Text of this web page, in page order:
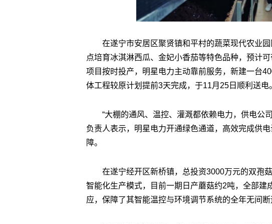
在遂宁市安居区聚贤镇和平村的蔬菜现代农业
点培育冰淇淋西瓜、金妃小香茄等特色品种，预计
项目按时投产，明星电力主动靠前服务，新建一台
体工程较原计划提前3天完成，于11月25日顺利送电
“大棚的通风、温控、灌溉都依赖电力，供电公
负责人表示，明星电力开通绿色通道，高效完成供
障。
在遂宁经开区新桥镇，总投资3000万元的双孢
智能化生产模式，目前一期日产蘑菇约2吨，全部建
应，保障了其智能温控与环境调节系统的全年无间断